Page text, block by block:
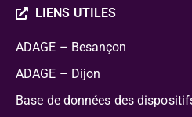
LIENS UTILES
ADAGE – Besançon
ADAGE – Dijon
Base de données des